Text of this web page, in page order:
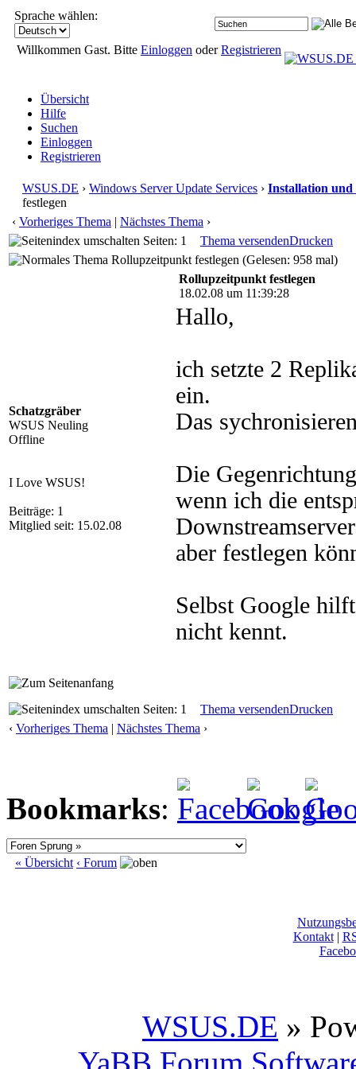
Sprache wählen:
Willkommen Gast. Bitte Einloggen oderRegistrieren
Übersicht
Hilfe
Suchen
Einloggen
Registrieren
WSUS.DE › Windows Server Update Services › Installation
festlegen
‹ Vorheriges Thema | Nächstes Thema ›
Seiten: 1
Thema versendenDrucken
Rollupzeitpunkt festlegen (Gelesen: 958 mal)
Schatzgräber
WSUS Neuling
Offline
I Love WSUS!
Beiträge: 1
Mitglied seit: 15.02.08
Rollupzeitpunkt festlegen
18.02.08 um 11:39:28
Hallo,
ich setzte 2
ein.
Das
Die
wenn ich die
aber festlegen
Selbst Google
nicht kennt.
Seiten: 1 Thema versendenDrucken
‹ Vorheriges Thema | Nächstes Thema ›
Bookmarks:
« Übersicht ‹ Forum
Kontakt|
WSUS.DE »